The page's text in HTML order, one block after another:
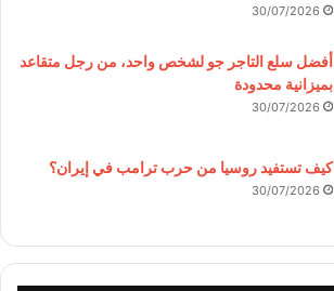
30/07/2026
أفضل سلع التاجر جو لشخص واحد، من رجل متقاعد
بميزانية محدودة
30/07/2026
كيف تستفيد روسيا من حرب ترامب في إيران؟
30/07/2026